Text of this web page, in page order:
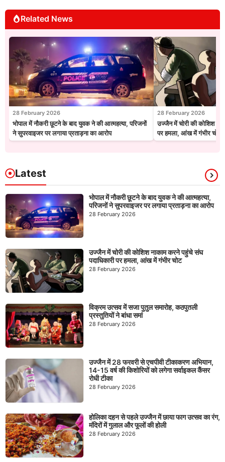
Related News
28 February 2026
भोपाल में नौकरी छूटने के बाद युवक ने की आत्महत्या, परिजनों
ने सुपरवाइजर पर लगाया प्रताड़ना का आरोप
28 February 2026
उज्जैन में चोरी की कोशिश
पर हमला, आंख में गंभीर चोट
Latest
भोपाल में नौकरी छूटने के बाद युवक ने की आत्महत्या,
परिजनों ने सुपरवाइजर पर लगाया प्रताड़ना का आरोप
28 February 2026
उज्जैन में चोरी की कोशिश नाकाम करने पहुंचे संघ
पदाधिकारी पर हमला, आंख में गंभीर चोट
28 February 2026
विक्रम उत्सव में सजा पुतुल समारोह, कठपुतली
प्रस्तुतियों ने बांधा समां
28 February 2026
उज्जैन में 28 फरवरी से एचपीवी टीकाकरण अभियान,
14-15 वर्ष की किशोरियों को लगेगा सर्वाइकल कैंसर
रोधी टीका
28 February 2026
होलिका दहन से पहले उज्जैन में छाया फाग उत्सव का रंग,
मंदिरों में गुलाल और फूलों की होली
28 February 2026